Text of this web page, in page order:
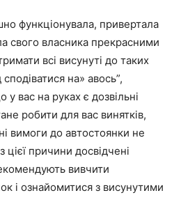
функціонувала, привертала
свого власника прекрасними
всі висунуті до таких
на» авось”,
вас на руках є дозвільні
робити для вас винятків,
вимоги до автостоянки не
причини досвідчені
вивчити
і ознайомитися з висунутими